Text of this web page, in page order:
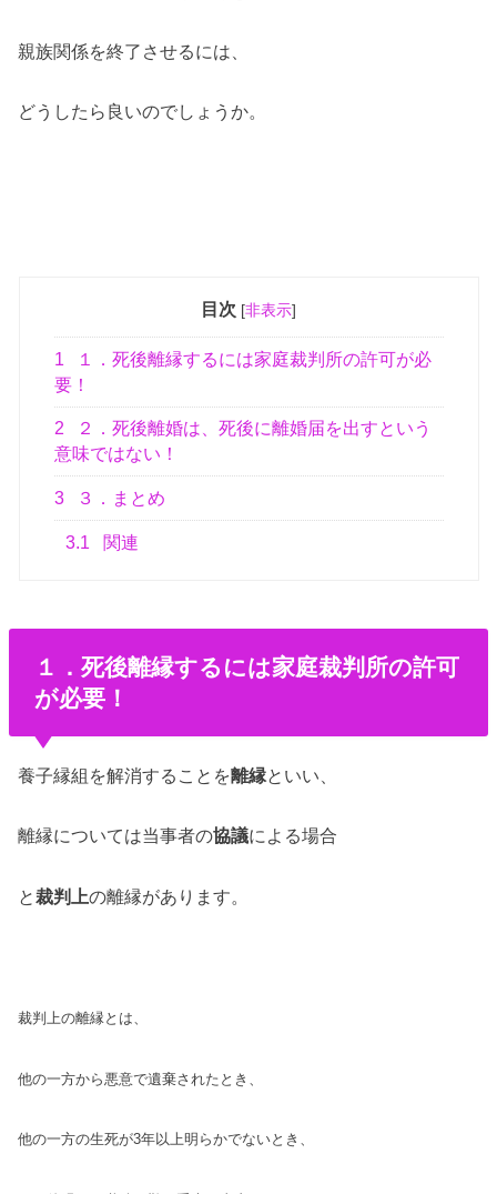
親族関係を終了させるには、
どうしたら良いのでしょうか。
目次 [非表示]
1
１．死後離縁するには家庭裁判所の許可が必
要！
2
２．死後離婚は、死後に離婚届を出すという
意味ではない！
3 ３．まとめ
3.1 関連
１．死後離縁するには家庭裁判所の許可
が必要！
養子縁組を解消することを離縁といい、
離縁については当事者の協議による場合
と裁判上の離縁があります。
裁判上の離縁とは、
他の一方から悪意で遺棄されたとき、
他の一方の生死が3年以上明らかでないとき、